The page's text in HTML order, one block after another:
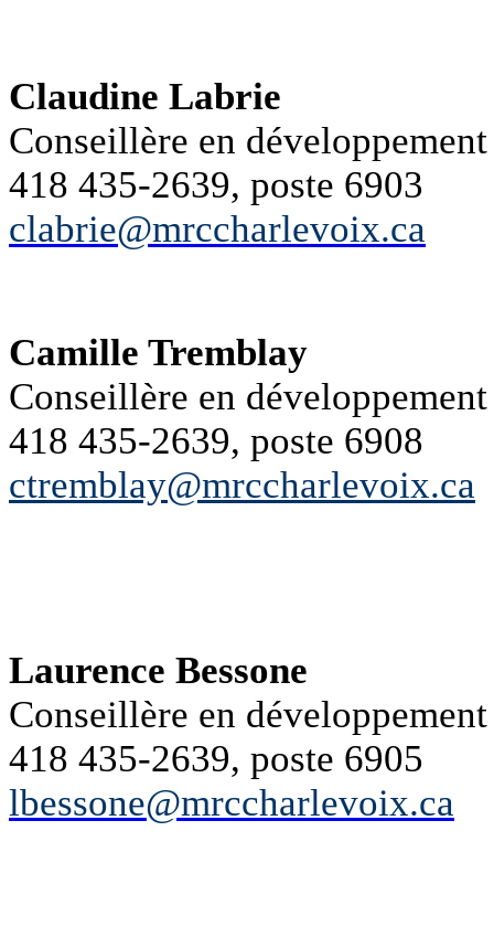
Claudine Labrie
Conseillère en
418 435-2639, poste 6903
clabrie@mrccharlevoix.ca
Camille Tremblay
Conseillère en
418 435-2639, poste 6908
ctremblay@mrccharlevoix.ca
Laurence Bessone
Conseillère en
418 435-2639, poste 6905
lbessone@mrccharlevoix.ca